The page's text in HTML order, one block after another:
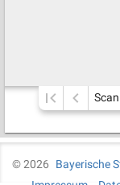
Scan
©2026
Bayerische